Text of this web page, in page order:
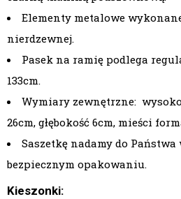
Elementy metalowe
nierdzewnej.
Pasek na ramię podlega
133cm.
Wymiary zewnętrzne:
26cm, głębokość 6cm, mieści
Saszetkę nadamy do
bezpiecznym opakowaniu.
Kieszonki: